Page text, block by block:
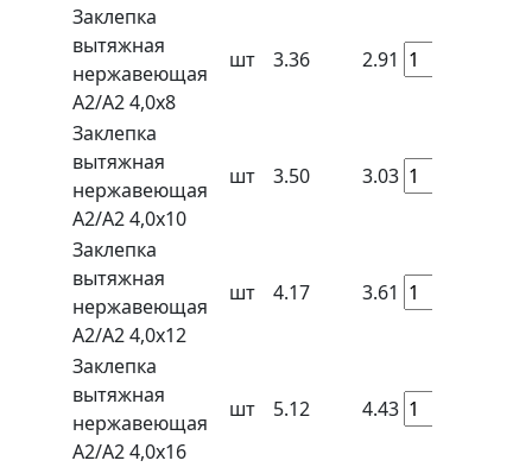
Заклепка
вытяжная
нержавеющая
A2/A2 4,0x8
шт 3.36 2.91
Заклепка
вытяжная
нержавеющая
A2/A2 4,0x10
шт 3.50 3.03
Заклепка
вытяжная
нержавеющая
A2/A2 4,0x12
шт 4.17 3.61
Заклепка
вытяжная
нержавеющая
A2/A2 4,0x16
шт 5.12 4.43